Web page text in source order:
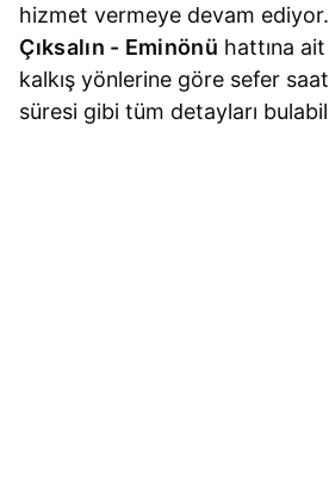
hizmet vermeye devam
Çıksalın - Eminönü hattına
kalkış yönlerine göre sefer
süresi gibi tüm detayları